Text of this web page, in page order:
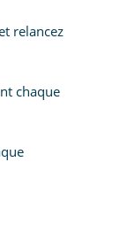
relancez
chaque